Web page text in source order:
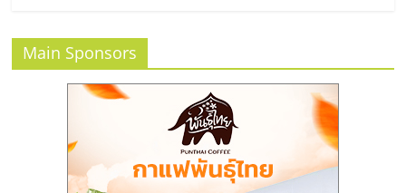
ไชส์
Main Sponsors